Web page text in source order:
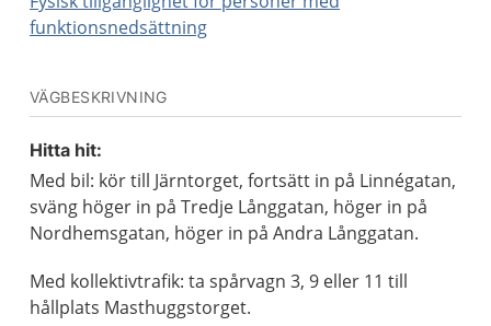
funktionsnedsättning
VÄGBESKRIVNING
Hitta hit:
Med bil: kör till Järntorget, fortsätt in på Linnégatan,
sväng höger in på Tredje Långgatan, höger in på
Nordhemsgatan, höger in på Andra Långgatan.
Med kollektivtrafik: ta spårvagn 3, 9 eller 11 till
hållplats Masthuggstorget.